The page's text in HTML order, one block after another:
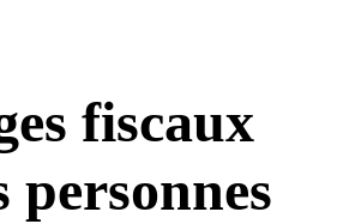
fiscaux
personnes